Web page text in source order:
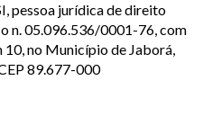
pessoa jurídica de direito
n. 05.096.536/0001-76, com
10, no Município de Jaborá,
89.677-000